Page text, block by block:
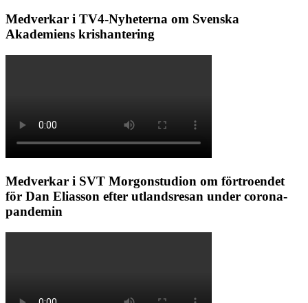
Medverkar i TV4-Nyheterna om Svenska
Akademiens krishantering
Medverkar i SVT Morgonstudion om förtroendet
för Dan Eliasson efter utlandsresan under corona-
pandemin